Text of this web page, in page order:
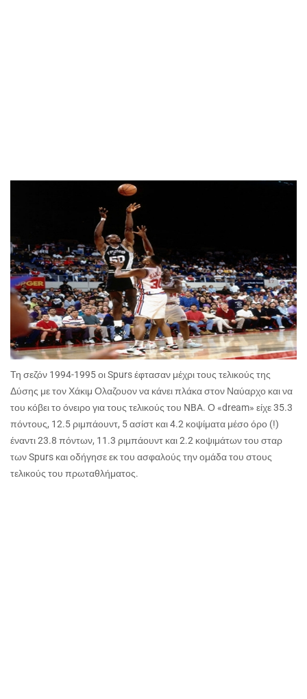
Τη σεζόν 1994-1995 οι Spurs έφτασαν μέχρι τους τελικούς της
Δύσης με τον Χάκιμ Ολαζουον να κάνει πλάκα στον Ναύαρχο και να
του κόβει το όνειρο για τους τελικούς του NBA. Ο «dream» είχε 35.3
πόντους, 12.5 ριμπάουντ, 5 ασίστ και 4.2 κοψίματα μέσο όρο (!)
έναντι 23.8 πόντων, 11.3 ριμπάουντ και 2.2 κοψιμάτων του σταρ
των Spurs και οδήγησε εκ του ασφαλούς την ομάδα του στους
τελικούς του πρωταθλήματος.